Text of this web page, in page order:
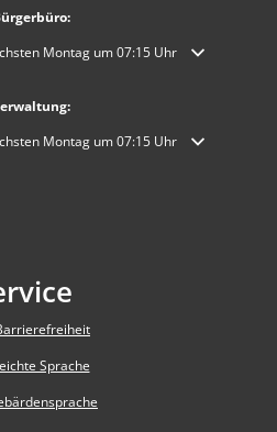
oder Schließzeiten auszublenden
Montag um 07:15 Uhr
oder Schließzeiten auszublenden
Montag um 07:15 Uhr
eichte Sprache